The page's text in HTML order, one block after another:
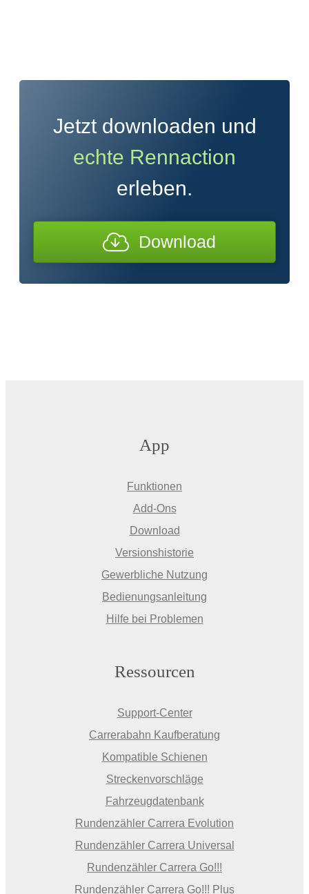
Jetzt downloaden und
echte Rennaction
erleben.
Download
App
Funktionen
Add-Ons
Download
Versionshistorie
Gewerbliche Nutzung
Bedienungsanleitung
Hilfe bei Problemen
Ressourcen
Support-Center
Carrerabahn Kaufberatung
Kompatible Schienen
Streckenvorschläge
Fahrzeugdatenbank
Rundenzähler Carrera Evolution
Rundenzähler Carrera Universal
Rundenzähler Carrera Go!!!
Rundenzähler Carrera Go!!! Plus